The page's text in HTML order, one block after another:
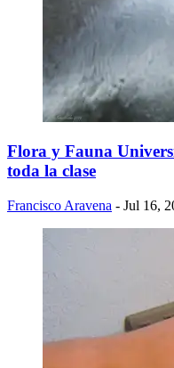
Flora y Fauna
toda la clase
Francisco Aravena - Jul 16,